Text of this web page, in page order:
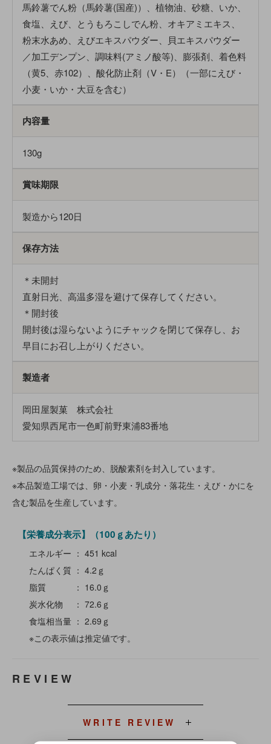
馬鈴薯でん粉（馬鈴薯(国産)）、植物油、砂糖、いか、
食塩、えび、とうもろこしでん粉、オキアミエキス、
粉末水あめ、えびエキスパウダー、貝エキスパウダー
／加工デンプン、調味料(アミノ酸等)、膨張剤、着色料
（黄5、赤102）、酸化防止剤（V・E）（一部にえび・
小麦・いか・大豆を含む）
内容量
130g
賞味期限
製造から120日
保存方法
＊未開封
直射日光、高温多湿を避けて保存してください。
＊開封後
開封後は湿らないようにチャックを閉じて保存し、お
早目にお召し上がりください。
製造者
岡田屋製菓 株式会社
愛知県西尾市一色町前野東浦83番地
※製品の品質保持のため、脱酸素剤を封入しています。
※本品製造工場では、卵・小麦・乳成分・落花生・えび・かにを
含む製品を生産しています。
【栄養成分表示】（100ｇあたり）
エネルギー ： 451 kcal
たんぱく質 ： 4.2ｇ
脂質 ： 16.0ｇ
炭水化物 ： 72.6ｇ
食塩相当量 ： 2.69ｇ
※この表示値は推定値です。
REVIEW
WRITE REVIEW